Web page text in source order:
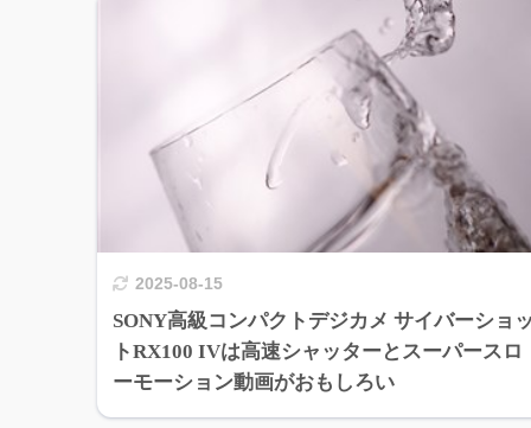
2025-08-15
SONY高級コンパクトデジカメ サイバーショ
トRX100 IVは高速シャッターとスーパースロ
ーモーション動画がおもしろい